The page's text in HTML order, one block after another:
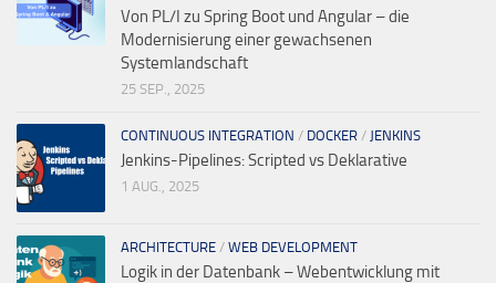
Von PL/I zu Spring Boot und Angular – die
Modernisierung einer gewachsenen
Systemlandschaft
25 SEP., 2025
CONTINUOUS INTEGRATION / DOCKER / JENKINS
Jenkins-Pipelines: Scripted vs Deklarative
1 AUG., 2025
ARCHITECTURE / WEB DEVELOPMENT
Logik in der Datenbank – Webentwicklung mit